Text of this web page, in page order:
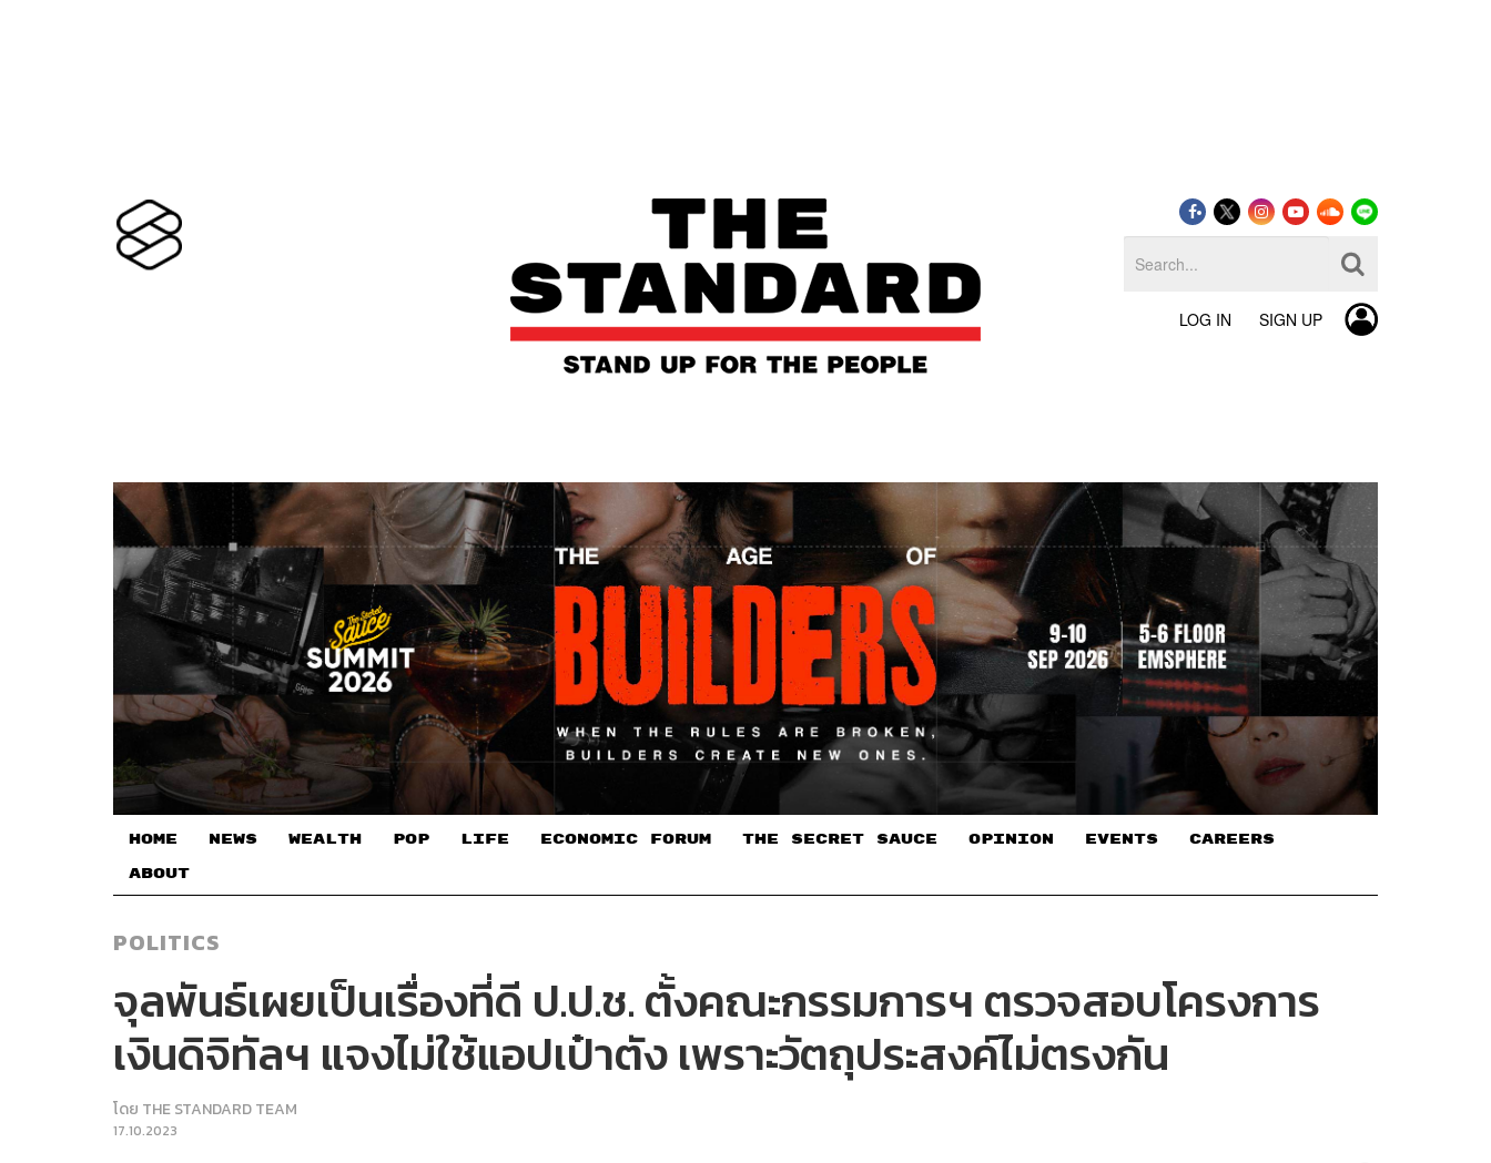
LOG IN SIGN UP
HOME NEWS WEALTH POP LIFE ECONOMIC FORUM THE SECRET SAUCE​ OPINION EVENTS CAREERS
ABOUT
POLITICS
จุลพันธ์เผยเป็นเรื่องที่ดี ป.ป.ช. ตั้งคณะกรรมการฯ ตรวจสอบโครงการ
เงินดิจิทัลฯ แจงไม่ใช้แอปเป๋าตัง เพราะวัตถุประสงค์ไม่ตรงกัน
โดย THE STANDARD TEAM
17.10.2023